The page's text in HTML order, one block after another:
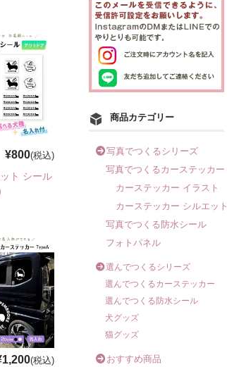
¥800(税込)
ト シール
(税込)
商品カテゴリー
写真でつくるシリーズ
写真でつくるカーステッカー
カーステッカー イラスト
カーステッカー シルエット
写真でつくる防水シール
フォトパネル
選んでつくるシリーズ
選んでつくるカーステッカー
選んでつくる防水シール
犬グッズ
猫グッズ
おすすめ商品